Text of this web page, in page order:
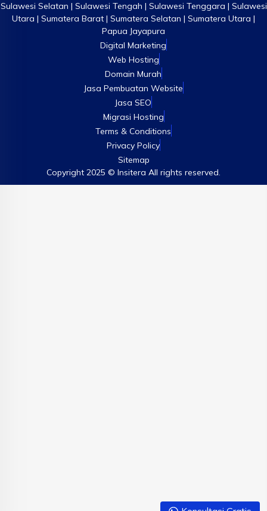
Sulawesi Selatan | Sulawesi Tengah | Sulawesi Tenggara | Sulawesi
Utara | Sumatera Barat | Sumatera Selatan | Sumatera Utara |
Papua Jayapura
Digital Marketing
Web Hosting
Domain Murah
Jasa Pembuatan Website
Jasa SEO
Migrasi Hosting
Terms & Conditions
Privacy Policy
Sitemap
Copyright 2025 © Insitera All rights reserved.